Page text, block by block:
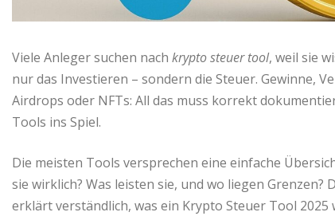
Viele Anleger suchen nach krypto steuer tool, weil sie
nur das Investieren – sondern die Steuer. Gewinne,
Airdrops oder NFTs: All das muss korrekt
Tools ins Spiel.
Die meisten Tools versprechen eine einfache
sie wirklich? Was leisten sie, und wo liegen
erklärt verständlich, was ein Krypto Steuer Tool 2025